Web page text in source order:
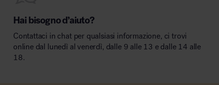
Hai bisogno d’aiuto?
Contattaci in chat per qualsiasi informazione, ci trovi
online dal lunedì al venerdì, dalle 9 alle 13 e dalle 14 alle
18.